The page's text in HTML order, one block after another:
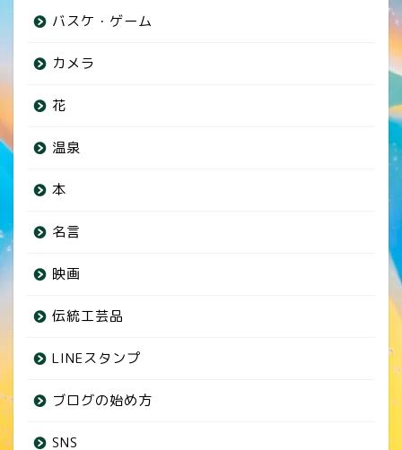
バスケ・ゲーム
カメラ
花
温泉
本
名言
映画
伝統工芸品
LINEスタンプ
ブログの始め方
SNS